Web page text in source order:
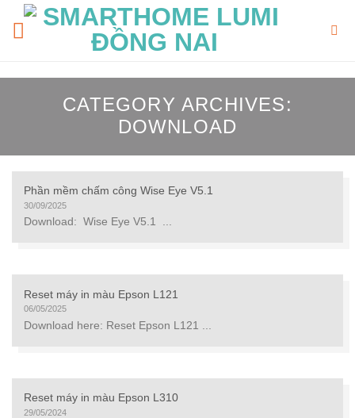
CATEGORY ARCHIVES:
DOWNLOAD
Phần mềm chấm công Wise Eye V5.1
30/09/2025
Download: Wise Eye V5.1 ...
Reset máy in màu Epson L121
06/05/2025
Download here: Reset Epson L121 ...
Reset máy in màu Epson L310
29/05/2024